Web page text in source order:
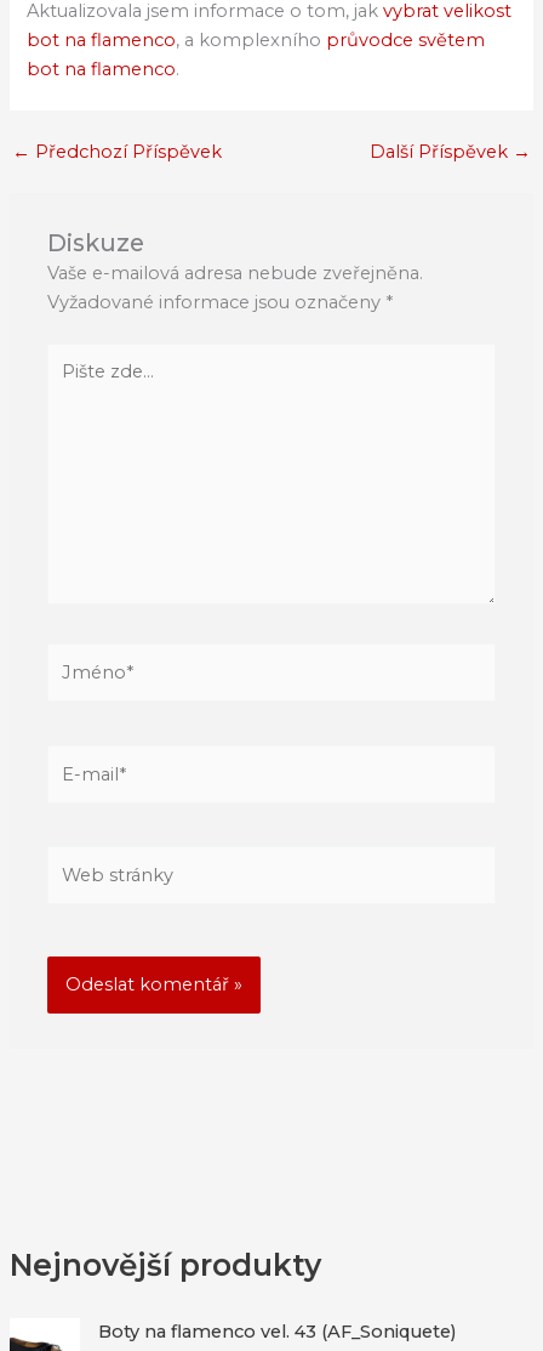
Nejnovější produkty
Boty na flamenco vel. 43 (AF_Soniquete)
Aktualizovala jsem informace o tom, jakvybrat velikost
bot na flamenco, a komplexního průvodce světem
bot na flamenco.
← Předchozí Příspěvek Další Příspěvek →
Diskuze
Vaše e-mailová adresa nebude zveřejněna.
Vyžadované informace jsou označeny *
mail*
stránky